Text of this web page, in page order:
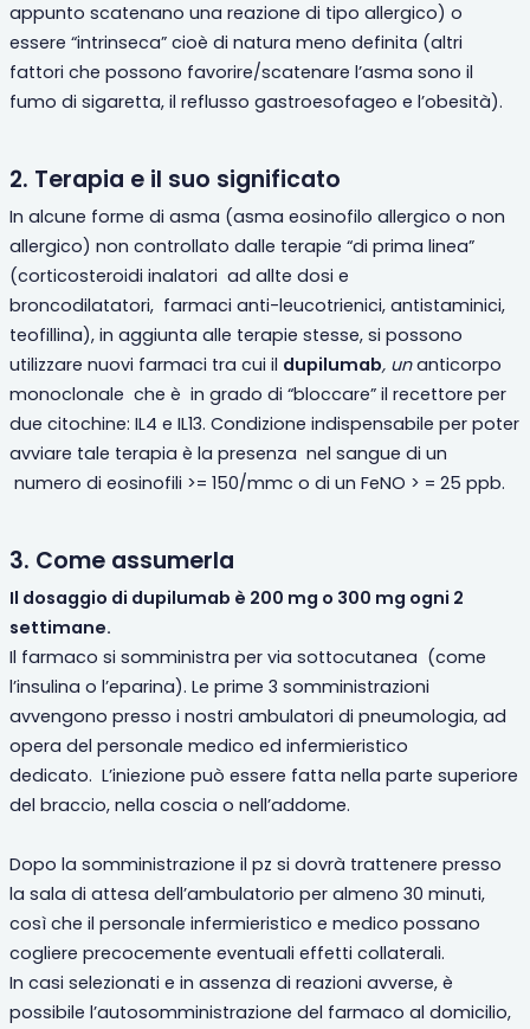
appunto scatenano una reazione di tipo allergico) o
essere “intrinseca” cioè di natura meno definita (altri
fattori che possono favorire/scatenare l’asma sono il
fumo di sigaretta, il reflusso gastroesofageo e l’obesità).
2. Terapia e il suo significato
In alcune forme di asma (asma eosinofilo allergico o non
allergico) non controllato dalle terapie “di prima linea”
(corticosteroidi inalatori ad allte dosi e
broncodilatatori, farmaci anti-leucotrienici, antistaminici,
teofillina), in aggiunta alle terapie stesse, si possono
utilizzare nuovi farmaci tra cui il dupilumab, unanticorpo
monoclonale che è in grado di “bloccare” il recettore per
due citochine: IL4 e IL13. Condizione indispensabile per poter
avviare tale terapia è la presenza nel sangue di un
numero di eosinofili >= 150/mmc o di un FeNO > = 25 ppb.
3. Come assumerla
Il dosaggio di dupilumab è 200 mg o 300 mg ogni 2
settimane.
Il farmaco si somministra per via sottocutanea (come
l’insulina o l’eparina). Le prime 3 somministrazioni
avvengono presso i nostri ambulatori di pneumologia, ad
opera del personale medico ed infermieristico
dedicato. L’iniezione può essere fatta nella parte superiore
del braccio, nella coscia o nell’addome.
Dopo la somministrazione il pz si dovrà trattenere presso
la sala di attesa dell’ambulatorio per almeno 30 minuti,
così che il personale infermieristico e medico possano
cogliere precocemente eventuali effetti collaterali.
In casi selezionati e in assenza di reazioni avverse, è
possibile l’autosomministrazione del farmaco al domicilio,